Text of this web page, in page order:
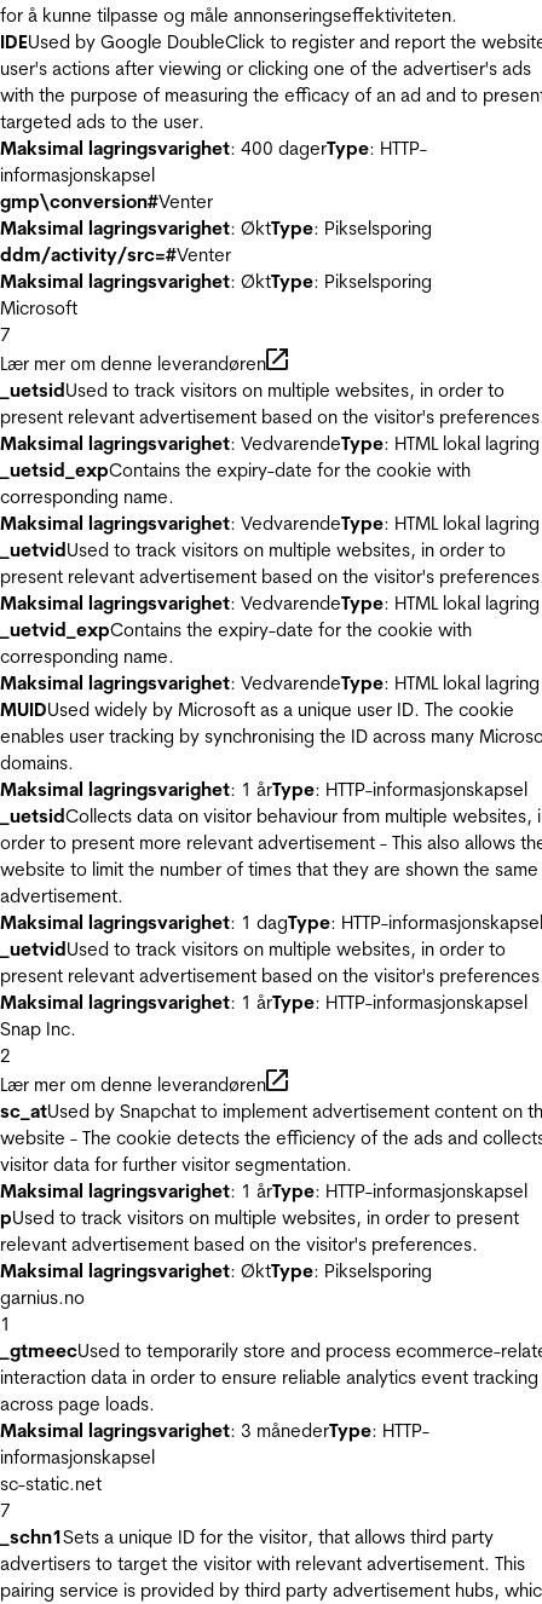
for å kunne tilpasse og måle annonseringseffektiviteten.
IDEUsed by Google DoubleClick to register and report the
user's actions after viewing or clicking one of the advertiser's ads
with the purpose of measuring the efficacy of an ad and to
targeted ads to the user.
Maksimal lagringsvarighet: 400 dagerType: HTTP-
informasjonskapsel
gmp\conversion#Venter
Maksimal lagringsvarighet: ØktType: Pikselsporing
ddm/activity/src=#Venter
Maksimal lagringsvarighet: ØktType: Pikselsporing
Microsoft
7
Lær mer om denne leverandøren
_uetsidUsed to track visitors on multiple websites, in order to
present relevant advertisement based on the visitor's
Maksimal lagringsvarighet: VedvarendeType: HTML lokal lagring
_uetsid_expContains the expiry-date for the cookie with
corresponding name.
Maksimal lagringsvarighet: VedvarendeType: HTML lokal lagring
_uetvidUsed to track visitors on multiple websites, in order to
present relevant advertisement based on the visitor's
Maksimal lagringsvarighet: VedvarendeType: HTML lokal lagring
_uetvid_expContains the expiry-date for the cookie with
corresponding name.
Maksimal lagringsvarighet: VedvarendeType: HTML lokal lagring
MUIDUsed widely by Microsoft as a unique user ID. The cookie
enables user tracking by synchronising the ID across many
domains.
Maksimal lagringsvarighet: 1 årType: HTTP-informasjonskapsel
_uetsidCollects data on visitor behaviour from multiple websites,
order to present more relevant advertisement - This also allows
website to limit the number of times that they are shown the same
advertisement.
Maksimal lagringsvarighet: 1 dagType: HTTP-informasjonskapsel
_uetvidUsed to track visitors on multiple websites, in order to
present relevant advertisement based on the visitor's
Maksimal lagringsvarighet: 1 årType: HTTP-informasjonskapsel
Snap Inc.
2
Lær mer om denne leverandøren
sc_atUsed by Snapchat to implement advertisement content on
website - The cookie detects the efficiency of the ads and
visitor data for further visitor segmentation.
Maksimal lagringsvarighet: 1 årType: HTTP-informasjonskapsel
pUsed to track visitors on multiple websites, in order to present
relevant advertisement based on the visitor's preferences.
Maksimal lagringsvarighet: ØktType: Pikselsporing
garnius.no
1
_gtmeecUsed to temporarily store and process ecommerce-
interaction data in order to ensure reliable analytics event tracking
across page loads.
Maksimal lagringsvarighet: 3 månederType: HTTP-
informasjonskapsel
sc-static.net
7
_schn1Sets a unique ID for the visitor, that allows third party
advertisers to target the visitor with relevant advertisement. This
pairing service is provided by third party advertisement hubs,